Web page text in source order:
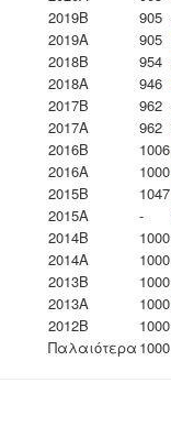
2019B
905
2019A
905
2018B
954
2018A
946
2017B
962
2017A
962
2016B
1006
2016A
1000
2015B
1047
2015A
-
2014B
1000
2014A
1000
2013B
1000
2013A
1000
2012B
1000
Παλαιότερα 1000